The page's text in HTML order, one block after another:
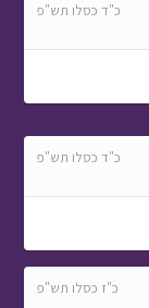
כ"ד כסלו תש"פ
כ"ד כסלו תש"פ
כ"ז כסלו תש"פ